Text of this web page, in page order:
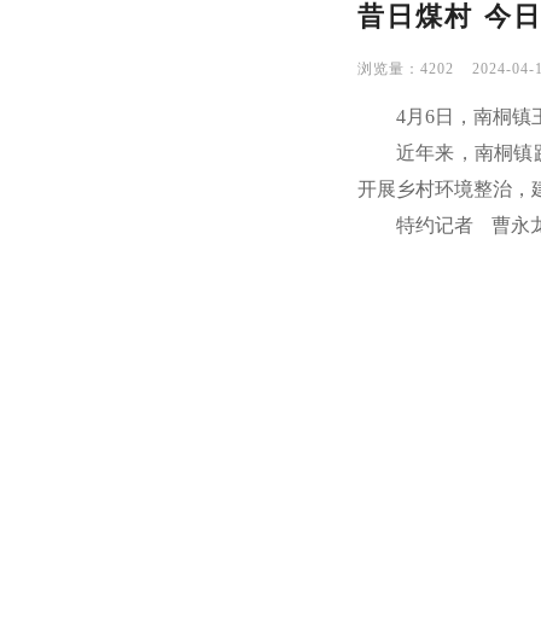
昔日煤村 今
4202 2024-04-
4月6日，南桐镇
近年来，南桐镇
开展乡村环境整治，
特约记者 曹永